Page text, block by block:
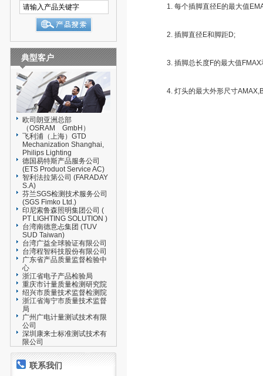
典型客户
欧司朗亚洲总部
（OSRAM GmbH）
飞利浦（上海）GTD
Mechanization Shanghai,
Philips Lighting
德国易特斯产品服务公司
(ETS Produot Service AC)
智利法拉第公司 (FARADAY
S.A)
芬兰SGS检测技术服务公司
(SGS Fimko Ltd.)
印尼索鲁森照明集团公司 (
PT LIGHTING SOLUTION )
台湾南德意忐集团 (TUV
SUD Taiwan)
台湾广益全球验证有限公司
台湾程智科技股份有限公司
广东省产品质量监督检验中
心
浙江省电子产品检验局
重庆市计量质量检测研究院
绍兴市质量技术监督检测院
浙江省海宁市质量技术监督
局
广州广电计量测试技术有限
公司
深圳康来士标准测试技术有
限公司
联系我们
1. 每个插脚直径E的最大值
2. 插脚直径E和脚距D;
3. 插脚总长度F的最大值
4. 灯头的最大外形尺寸